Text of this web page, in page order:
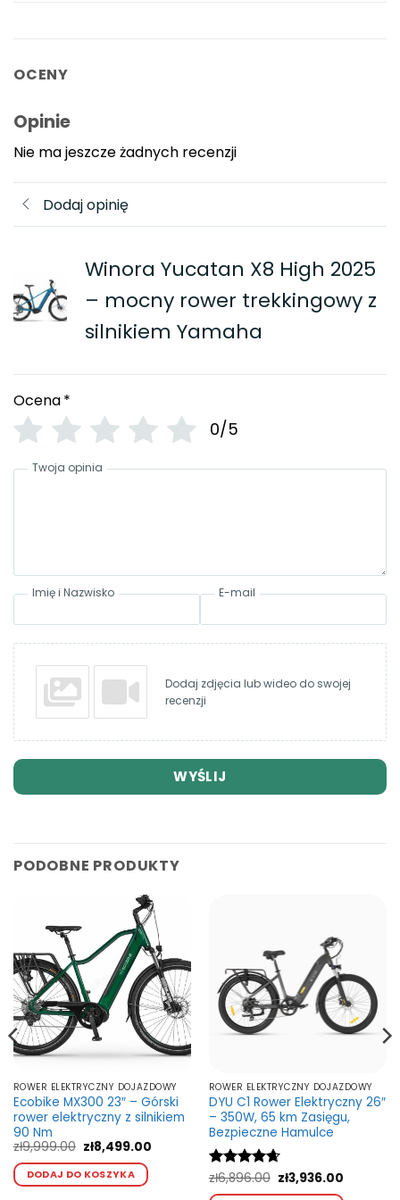
OCENY
Opinie
Nie ma jeszcze żadnych recenzji
Dodaj opinię
Winora Yucatan X8 High 2025
– mocny rower trekkingowy z
silnikiem Yamaha
Ocena*
0/5
Twoja opinia
Imię i Nazwisko E-mail
Dodaj zdjęcia lub wideo do swojej
recenzji
WYŚLIJ
PODOBNE PRODUKTY
ROWER ELEKTRYCZNY DOJAZDOWY
Ecobike MX300 23″ – Górski
rower elektryczny z silnikiem
90 Nm
zł9,999.00 Pierwotna
cena
wynosiła:
zł9,999.00.
zł8,499.00Aktualna
zł8,499.00.
DODAJ DO KOSZYKA
ROWER ELEKTRYCZNY DOJAZDOWY
DYU C1 Rower Elektryczny 26″
– 350W, 65 km Zasięgu,
Bezpieczne Hamulce
Oceniono
4.67na 5
zł6,896.00 Pierwotna
cena
zł3,936.00Aktualna